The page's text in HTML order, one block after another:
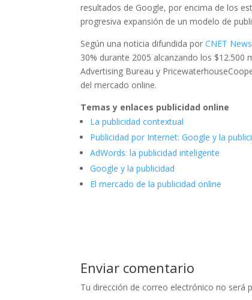
resultados de Google, por encima de los
progresiva expansión de un modelo de
Según una noticia difundida porCNET
30% durante 2005 alcanzando los
Advertising Bureau y
del mercado online.
Temas y enlaces publicidad online
La publicidad contextual
Publicidad por Internet: Google y la
AdWords: la publicidad inteligente
Google y la publicidad
El mercado de la publicidad online
Enviar comentario
Tu dirección de correo electrónico no será